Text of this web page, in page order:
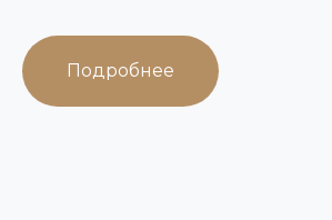
Подробнее